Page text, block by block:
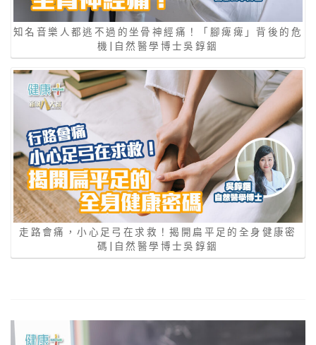
知名音樂人都逃不過的坐骨神經痛！「腳痺痺」背後的危
機|自然醫學博士吳錞銦
走路會痛，小心足弓在求救！揭開扁平足的全身健康密
碼|自然醫學博士吳錞銦